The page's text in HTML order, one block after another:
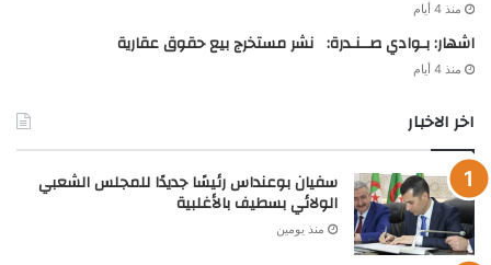
منذ 4 أيام
اشهار: بـوادي صــنـدرة: نشر مستخرج بيع حقوق عقارية
منذ 4 أيام
اخر الاخبار
سفيان بوعنداس رئيسًا جديدًا للمجلس الشعبي
الولائي بسطيف بالأغلبية
منذ يومين